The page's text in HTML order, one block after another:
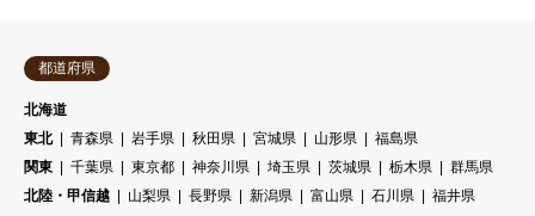
都道府県
北海道
東北
青森県 岩手県 秋田県 宮城県 山形県
福島県
関東
千葉県 東京都 神奈川県 埼玉県 茨城県 栃木県
群馬県
北陸・甲信越
山梨県 長野県 新潟県 富山県 石川県
福井県